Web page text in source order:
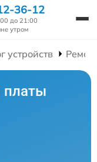
36-12
до 21:00
утром
устройств
платы